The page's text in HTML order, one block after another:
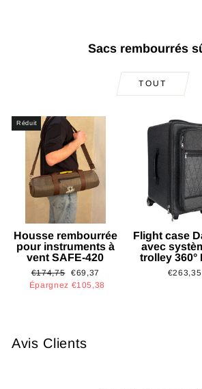
Sacs rembourrés
TOUT
Réduit
Housse rembourrée
pour instruments à
vent SAFE-420
Prix
régulier
€174,75
Prix
réduit
€69,37
Épargnez €105,38
Flight case
avec
trolley 360°
€263,35
Avis Clients